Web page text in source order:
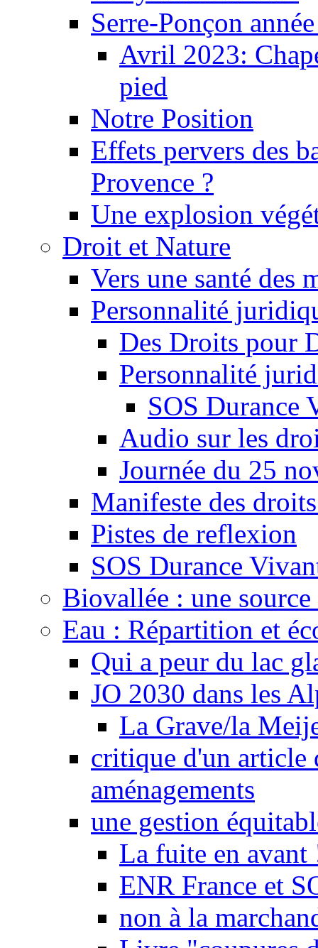
Serre-Ponçon
Avril 2023:
pied
Notre Position
Effets pervers des
Provence ?
Une explosion
Droit et Nature
Vers une santé des
Personnalité
Des Droits pour
Personnalité
SOS Durance
Audio sur les
Journée du 25
Manifeste des
Pistes de reflexion
SOS Durance
Biovallée : une
Eau : Répartition et
Qui a peur du lac
JO 2030 dans les
La Grave/la
critique d'un article
aménagements
une gestion
La fuite en avant
ENR France et
non à la